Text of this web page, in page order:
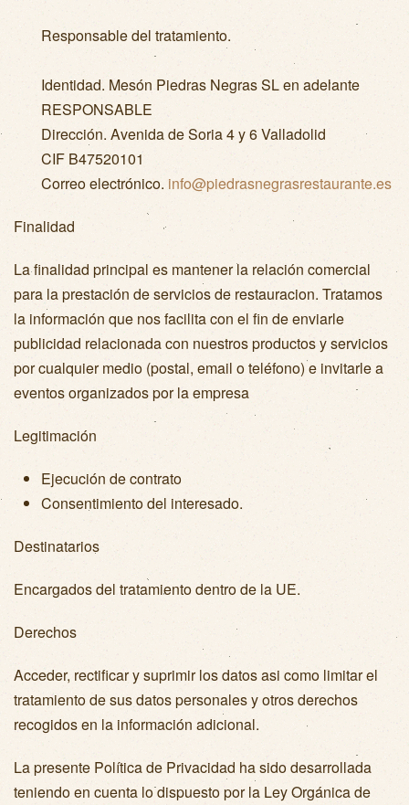
Responsable del tratamiento.
Identidad. Mesón Piedras Negras SL en adelante
RESPONSABLE
Dirección. Avenida de Soria 4 y 6 Valladolid
CIF B47520101
Correo electrónico. info@piedrasnegrasrestaurante.es
Finalidad
La finalidad principal es mantener la relación comercial
para la prestación de servicios de restauracion. Tratamos
la información que nos facilita con el fin de enviarle
publicidad relacionada con nuestros productos y servicios
por cualquier medio (postal, email o teléfono) e invitarle a
eventos organizados por la empresa
Legitimación
Ejecución de contrato
Consentimiento del interesado.
Destinatarios
Encargados del tratamiento dentro de la UE.
Derechos
Acceder, rectificar y suprimir los datos asi como limitar el
tratamiento de sus datos personales y otros derechos
recogidos en la información adicional.
La presente Política de Privacidad ha sido desarrollada
teniendo en cuenta lo dispuesto por la Ley Orgánica de